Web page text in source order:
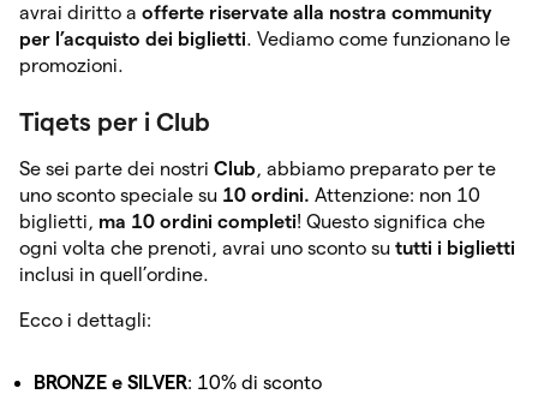
avrai diritto a offerte riservate alla nostra community
per l’acquisto dei biglietti. Vediamo come funzionano le
promozioni.
Tiqets per i Club
Se sei parte dei nostri Club, abbiamo preparato per te
uno sconto speciale su 10 ordini. Attenzione: non 10
biglietti, ma 10 ordini completi! Questo significa che
ogni volta che prenoti, avrai uno sconto su tutti i biglietti
inclusi in quell’ordine.
Ecco i dettagli:
BRONZE e SILVER: 10% di sconto